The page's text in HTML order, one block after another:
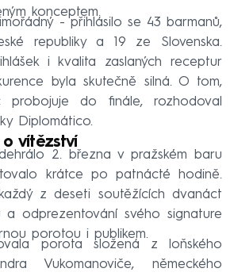
konceptem.
- přihlásilo se 43 barmanů,
republiky a 19 ze Slovenska.
i kvalita zaslaných receptur
byla skutečně silná. O tom,
probojuje do finále, rozhodoval
Diplomático.
o vítězství
2. března v pražském baru
krátce po patnácté hodině.
z deseti soutěžících dvanáct
a odprezentování svého signature
porotou i publikem.
porota složená z loňského
Vukomanoviče, německého